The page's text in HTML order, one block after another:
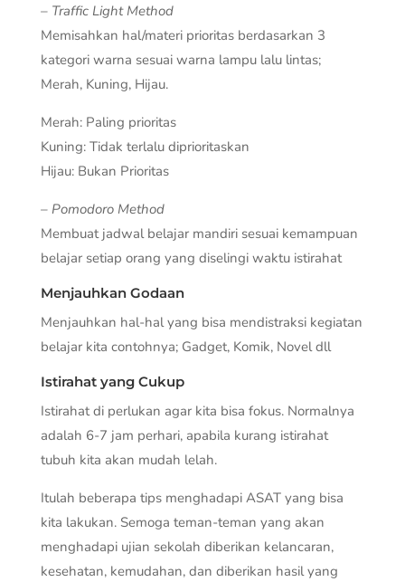
– Traffic Light Method
Memisahkan hal/materi prioritas berdasarkan 3
kategori warna sesuai warna lampu lalu lintas;
Merah, Kuning, Hijau.
Merah: Paling prioritas
Kuning: Tidak terlalu diprioritaskan
Hijau: Bukan Prioritas
– Pomodoro Method
Membuat jadwal belajar mandiri sesuai kemampuan
belajar setiap orang yang diselingi waktu istirahat
Menjauhkan Godaan
Menjauhkan hal-hal yang bisa mendistraksi kegiatan
belajar kita contohnya; Gadget, Komik, Novel dll
Istirahat yang Cukup
Istirahat di perlukan agar kita bisa fokus. Normalnya
adalah 6-7 jam perhari, apabila kurang istirahat
tubuh kita akan mudah lelah.
Itulah beberapa tips menghadapi ASAT yang bisa
kita lakukan. Semoga teman-teman yang akan
menghadapi ujian sekolah diberikan kelancaran,
kesehatan, kemudahan, dan diberikan hasil yang